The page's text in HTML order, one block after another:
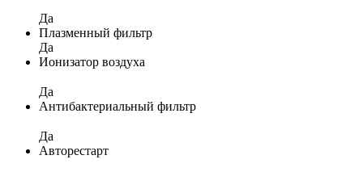
Да
Плазменный фильтр
Да
Ионизатор воздуха
Да
Антибактериальный фильтр
Да
Авторестарт